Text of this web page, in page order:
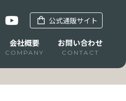
公式通販サイト
会社概要
COMPANY
お問い合わせ
CONTACT